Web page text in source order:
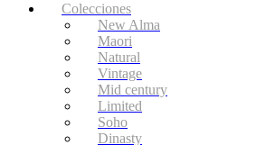
Colecciones
New Alma
Maori
Natural
Vintage
Mid century
Limited
Soho
Dinasty